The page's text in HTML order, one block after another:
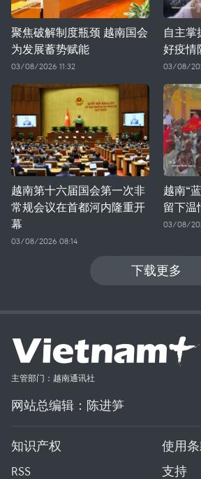
聚焦破解制度瓶颈 越南国会
为发展蓄势赋能
03/08/2026 11:32
自主掌
好疫情
03/08/
越南第十六届国会第一次非
常规会议在首都河内隆重开
幕
03/08/2026 08:14
越南“
留下温
03/08/
下载更多
主管部门：越南通讯社
网站总编辑：陈进笋
知识产权
使用
RSS
支持